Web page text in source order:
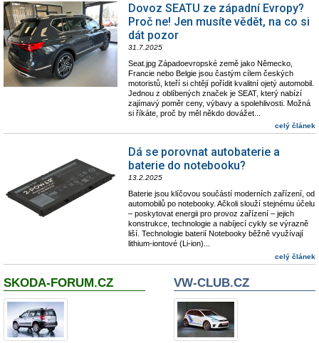
Dovoz SEATU ze západní Evropy?
Proč ne! Jen musíte vědět, na co si
dát pozor
31.7.2025
Seat.jpg Západoevropské země jako Německo,
Francie nebo Belgie jsou častým cílem českých
motoristů, kteří si chtějí pořídit kvalitní ojetý automobil.
Jednou z oblíbených značek je SEAT, který nabízí
zajímavý poměr ceny, výbavy a spolehlivosti. Možná
si říkáte, proč by měl někdo dovážet...
celý článek
Dá se porovnat autobaterie a
baterie do notebooku?
13.2.2025
Baterie jsou klíčovou součástí moderních zařízení, od
automobilů po notebooky. Ačkoli slouží stejnému účelu
– poskytovat energii pro provoz zařízení – jejich
konstrukce, technologie a nabíjecí cykly se výrazně
liší. Technologie baterií Notebooky běžně využívají
lithium-iontové (Li-ion)...
celý článek
SKODA-FORUM.CZ VW-CLUB.CZ